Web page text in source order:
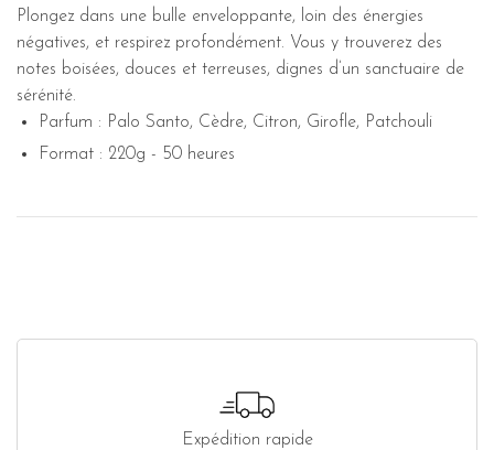
Plongez dans une bulle enveloppante, loin des énergies
négatives, et respirez profondément. Vous y trouverez des
notes boisées, douces et terreuses, dignes d’un sanctuaire de
sérénité.
Parfum : Palo Santo, Cèdre, Citron, Girofle, Patchouli
Format : 220g - 50 heures
Expédition rapide